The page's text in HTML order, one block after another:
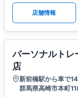
店舗情報
パーソナルトレ
店
新前橋駅から車で
群馬県高崎市本町